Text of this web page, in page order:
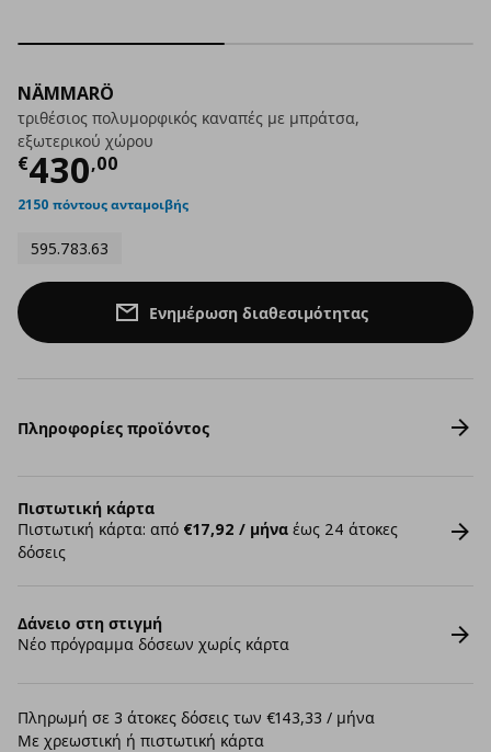
NÄMMARÖ
τριθέσιος πολυμορφικός καναπές με μπράτσα,
εξωτερικού χώρου
€430,00
Τρέχουσα τιμή
2150 πόντους ανταμοιβής
595.783.63
Ενημέρωση διαθεσιμότητας
Πληροφορίες προϊόντος
Πιστωτική κάρτα
Πιστωτική κάρτα: από €17,92 / μήνα έως 24 άτοκες
δόσεις
Δάνειο στη στιγμή
Νέο πρόγραμμα δόσεων χωρίς κάρτα
Πληρωμή σε 3 άτοκες δόσεις των €143,33 / μήνα
Με χρεωστική ή πιστωτική κάρτα